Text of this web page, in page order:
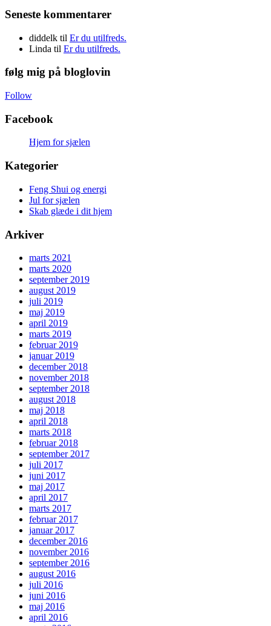
Seneste kommentarer
diddelk til Er du utilfreds.
Linda til Er du utilfreds.
følg mig på bloglovin
Follow
Facebook
Hjem for sjælen
Kategorier
Feng Shui og energi
Jul for sjælen
Skab glæde i dit hjem
Arkiver
marts 2021
marts 2020
september 2019
august 2019
juli 2019
maj 2019
april 2019
marts 2019
februar 2019
januar 2019
december 2018
november 2018
september 2018
august 2018
maj 2018
april 2018
marts 2018
februar 2018
september 2017
juli 2017
juni 2017
maj 2017
april 2017
marts 2017
februar 2017
januar 2017
december 2016
november 2016
september 2016
august 2016
juli 2016
juni 2016
maj 2016
april 2016